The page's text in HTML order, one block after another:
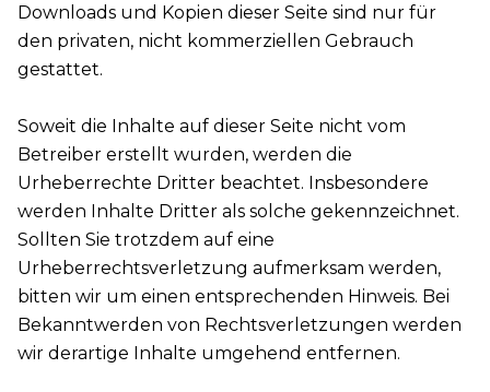
Downloads und Kopien dieser Seite sind nur für
den privaten, nicht kommerziellen Gebrauch
gestattet.
Soweit die Inhalte auf dieser Seite nicht vom
Betreiber erstellt wurden, werden die
Urheberrechte Dritter beachtet. Insbesondere
werden Inhalte Dritter als solche gekennzeichnet.
Sollten Sie trotzdem auf eine
Urheberrechtsverletzung aufmerksam werden,
bitten wir um einen entsprechenden Hinweis. Bei
Bekanntwerden von Rechtsverletzungen werden
wir derartige Inhalte umgehend entfernen.